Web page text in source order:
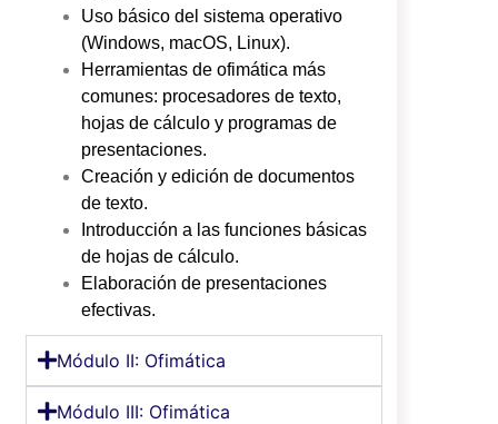
Uso básico del sistema operativo
(Windows, macOS, Linux).
Herramientas de ofimática más
comunes: procesadores de texto,
hojas de cálculo y programas de
presentaciones.
Creación y edición de documentos
de texto.
Introducción a las funciones básicas
de hojas de cálculo.
Elaboración de presentaciones
efectivas.
Módulo II: Ofimática
Módulo III: Ofimática